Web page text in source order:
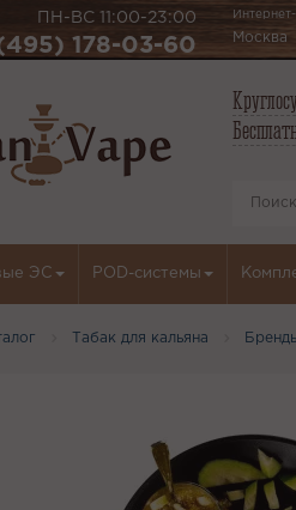
ПН-ВС 11:00-23:00
178-03-60 Москва
ЭС POD-системы
Табак для кальяна